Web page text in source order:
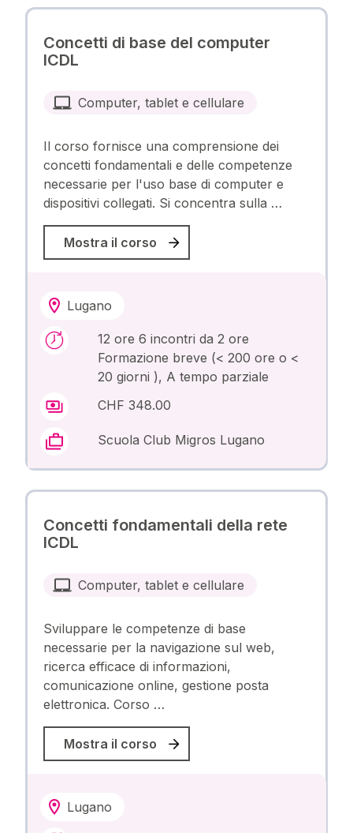
Concetti di base del computer
ICDL
Computer, tablet e cellulare
Il corso fornisce una comprensione dei
concetti fondamentali e delle competenze
necessarie per l'uso base di computer e
dispositivi collegati. Si concentra sulla …
Mostra il corso
Lugano
12 ore 6 incontri da 2 ore
Formazione breve (< 200 ore o <
20 giorni ), A tempo parziale
CHF 348.00
Scuola Club Migros Lugano
Concetti fondamentali della rete
ICDL
Computer, tablet e cellulare
Sviluppare le competenze di base
necessarie per la navigazione sul web,
ricerca efficace di informazioni,
comunicazione online, gestione posta
elettronica. Corso …
Mostra il corso
Lugano